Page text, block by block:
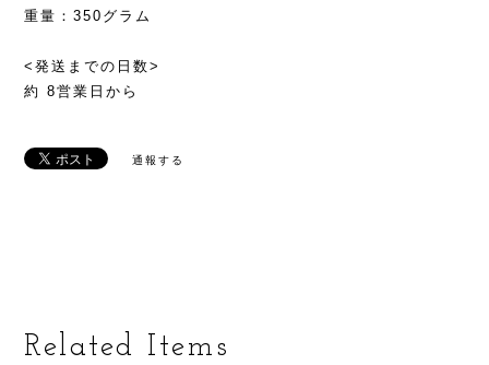
重量：350グラム
<発送までの日数>
約 8営業日から
通報する
Related Items